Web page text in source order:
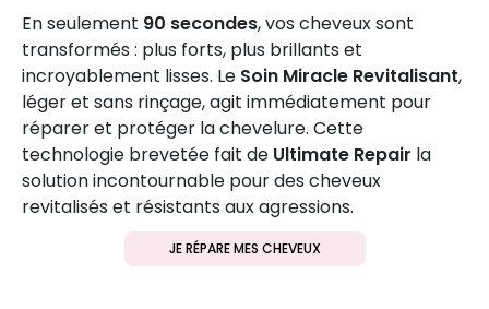
En seulement 90 secondes, vos cheveux sont
transformés : plus forts, plus brillants et
incroyablement lisses. Le Soin Miracle Revitalisant,
léger et sans rinçage, agit immédiatement pour
réparer et protéger la chevelure. Cette
technologie brevetée fait de Ultimate Repair la
solution incontournable pour des cheveux
revitalisés et résistants aux agressions.
JE RÉPARE MES CHEVEUX